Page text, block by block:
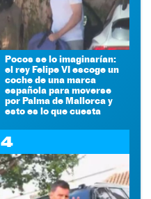
Pocos se lo imaginarían:
el rey Felipe VI escoge un
coche de una marca
española para moverse
por Palma de Mallorca y
esto es lo que cuesta
4